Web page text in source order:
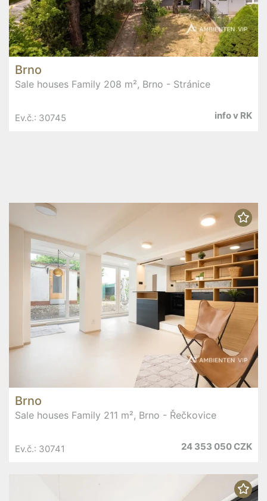
Brno
Sale houses Family 208 m², Brno - Stránice
Ev.č.: 30745 info v RK
Brno
Sale houses Family 211 m², Brno - Řečkovice
Ev.č.: 30741 24 353 050 CZK